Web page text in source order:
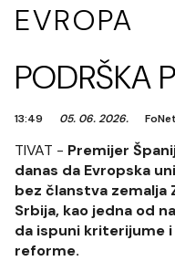
EVROPA
PODRŠKA
13:49 05. 06. 2026. FoNet
TIVAT - Premijer
danas da Evropska
bez članstva zemalja
Srbija, kao jedna od
da ispuni kriterijume
reforme.